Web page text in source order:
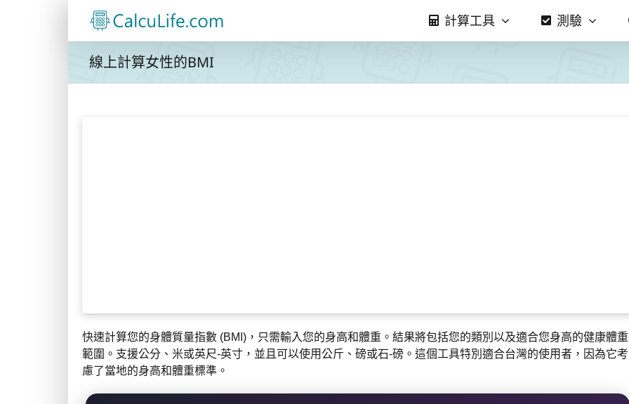
計算工具 測驗
線上計算女性的BMI
快速計算您的身體質量指數 (BMI)，只需輸入您的身高和體重。結果將包括您的類別以及適合您身高的健康體重
範圍。支援公分、米或英尺-英寸，並且可以使用公斤、磅或石-磅。這個工具特別適合台灣的使用者，因為它考
慮了當地的身高和體重標準。